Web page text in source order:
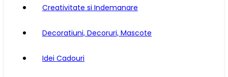
Creativitate si Indemanare
Decoratiuni, Decoruri, Mascote
Idei Cadouri